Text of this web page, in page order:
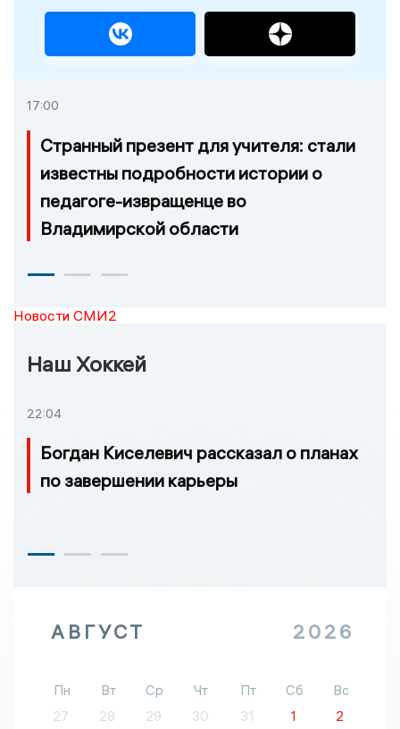
17:00
Странный презент для учителя: стали
известны подробности истории о
педагоге-извращенце во
Владимирской области
Новости СМИ2
Наш Хоккей
22:04
Богдан Киселевич рассказал о планах
по завершении карьеры
АВГУСТ 2026
Пн Вт Ср Чт Пт Сб
Вс
27
28 29 30 31 1
2